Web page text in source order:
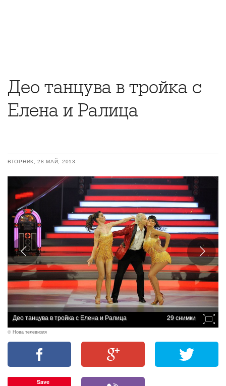
Део танцува в тройка с
Елена и Ралица
ВТОРНИК, 28 МАЙ, 2013
Део танцува в тройка с Елена и Ралица 29 снимки
© Нова телевизия
Save